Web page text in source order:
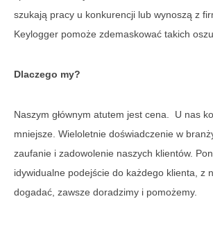
szukają pracy u konkurencji lub wynoszą z
Keylogger pomoże zdemaskować takich
Dlaczego my?
Naszym głównym atutem jest cena. U nas
mniejsze. Wieloletnie doświadczenie w
zaufanie i zadowolenie naszych klientów.
idywidualne podejście do każdego klienta, z
dogadać, zawsze doradzimy i pomożemy.